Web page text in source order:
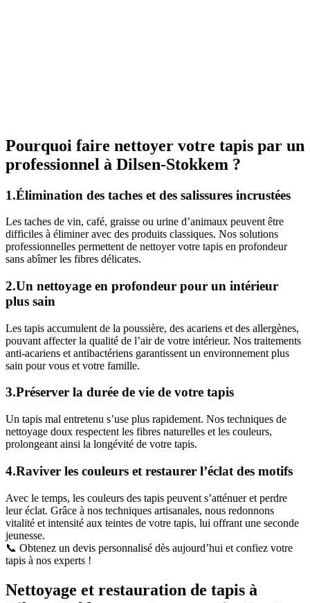
Pourquoi faire nettoyer votre tapis par un
professionnel à Dilsen-Stokkem ?
1.Élimination des taches et des salissures incrustées
Les taches de vin, café, graisse ou urine d’animaux peuvent être
difficiles à éliminer avec des produits classiques. Nos solutions
professionnelles permettent de nettoyer votre tapis en profondeur
sans abîmer les fibres délicates.
2.Un nettoyage en profondeur pour un intérieur
plus sain
Les tapis accumulent de la poussière, des acariens et des allergènes,
pouvant affecter la qualité de l’air de votre intérieur. Nos traitements
anti-acariens et antibactériens garantissent un environnement plus
sain pour vous et votre famille.
3.Préserver la durée de vie de votre tapis
Un tapis mal entretenu s’use plus rapidement. Nos techniques de
nettoyage doux respectent les fibres naturelles et les couleurs,
prolongeant ainsi la longévité de votre tapis.
4.Raviver les couleurs et restaurer l’éclat des motifs
Avec le temps, les couleurs des tapis peuvent s’atténuer et perdre
leur éclat. Grâce à nos techniques artisanales, nous redonnons
vitalité et intensité aux teintes de votre tapis, lui offrant une seconde
jeunesse.
📞 Obtenez un devis personnalisé dès aujourd’hui et confiez votre
tapis à nos experts !
Nettoyage et restauration de tapis à